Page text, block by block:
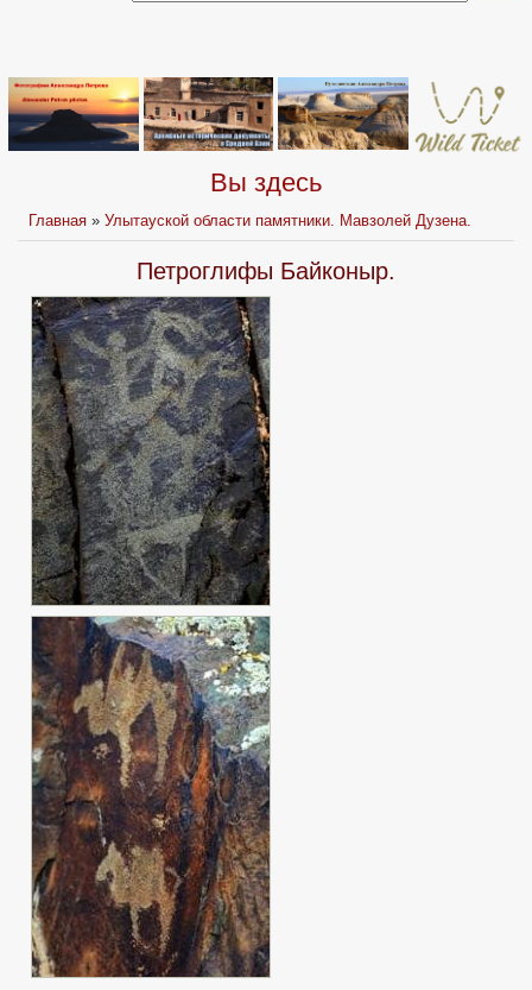
Вы здесь
Главная »Улытауской области памятники. Мавзолей Дузена.
Петроглифы Байконыр.